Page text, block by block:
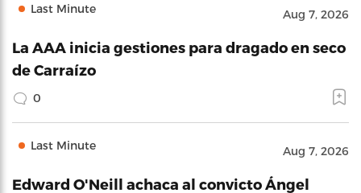
Last Minute Aug 7, 2026
La AAA inicia gestiones para dragado en seco
de Carraízo
0
Last Minute Aug 7, 2026
Edward O'Neill achaca al convicto Ángel